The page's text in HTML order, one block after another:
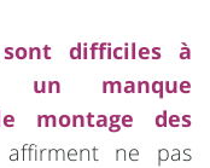
difficiles à
manque
montage des
affirment ne pas